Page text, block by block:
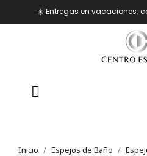
☀️ Entregas en vacaciones:
Inicio Espejos de Baño